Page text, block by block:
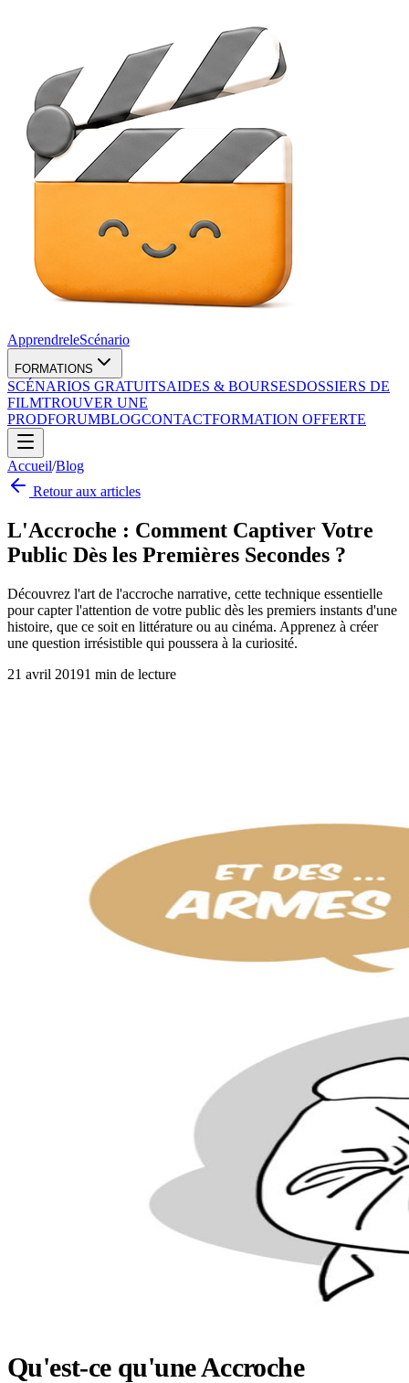
ApprendreleScénario
FORMATIONS
SCÉNARIOS GRATUITSAIDES & BOURSESDOSSIERS DE
FILMTROUVER UNE
PRODFORUMBLOGCONTACTFORMATION OFFERTE
Accueil/Blog
Retour aux articles
L'Accroche : Comment Captiver Votre
Public Dès les Premières Secondes ?
Découvrez l'art de l'accroche narrative, cette technique essentielle
pour capter l'attention de votre public dès les premiers instants d'une
histoire, que ce soit en littérature ou au cinéma. Apprenez à créer
une question irrésistible qui poussera à la curiosité.
21 avril 20191 min de lecture
Qu'est-ce qu'une Accroche